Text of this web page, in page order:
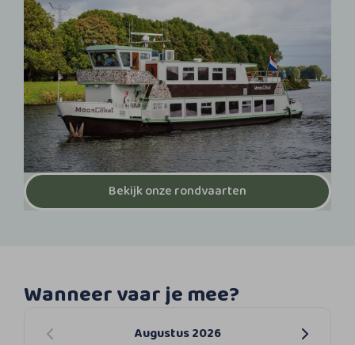
Bekijk onze rondvaarten
Wanneer vaar je mee?
Augustus 2026